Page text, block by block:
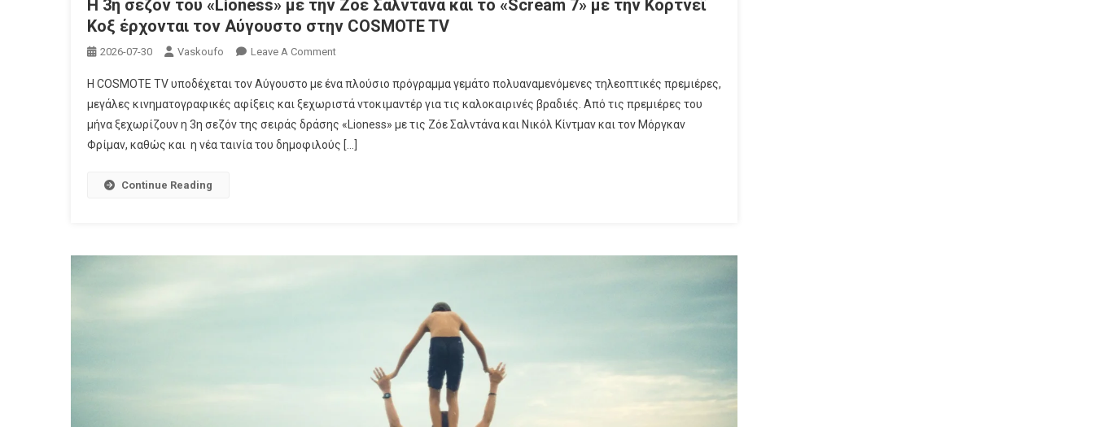
Η 3η σεζόν του «Lioness» με την Ζόε Σαλντάνα και το «Scream 7» με την Κόρτνεϊ
Κοξ έρχονται τον Αύγουστο στην COSMOTE TV
2026-07-30 Vaskoufo Leave A CommentOn
3η
Σεζόν
Του
«Lioness»
Το
Έρχονται
Η COSMOTE TV υποδέχεται τον Αύγουστο με ένα πλούσιο πρόγραμμα γεμάτο πολυαναμενόμενες τηλεοπτικές πρεμιέρες,
μεγάλες κινηματογραφικές αφίξεις και ξεχωριστά ντοκιμαντέρ για τις καλοκαιρινές βραδιές. Από τις πρεμιέρες του
μήνα ξεχωρίζουν η 3η σεζόν της σειράς δράσης «Lioness» με τις Ζόε Σαλντάνα και Νικόλ Κίντμαν και τον Μόργκαν
Φρίμαν, καθώς και η νέα ταινία του δημοφιλούς […]
Continue Reading